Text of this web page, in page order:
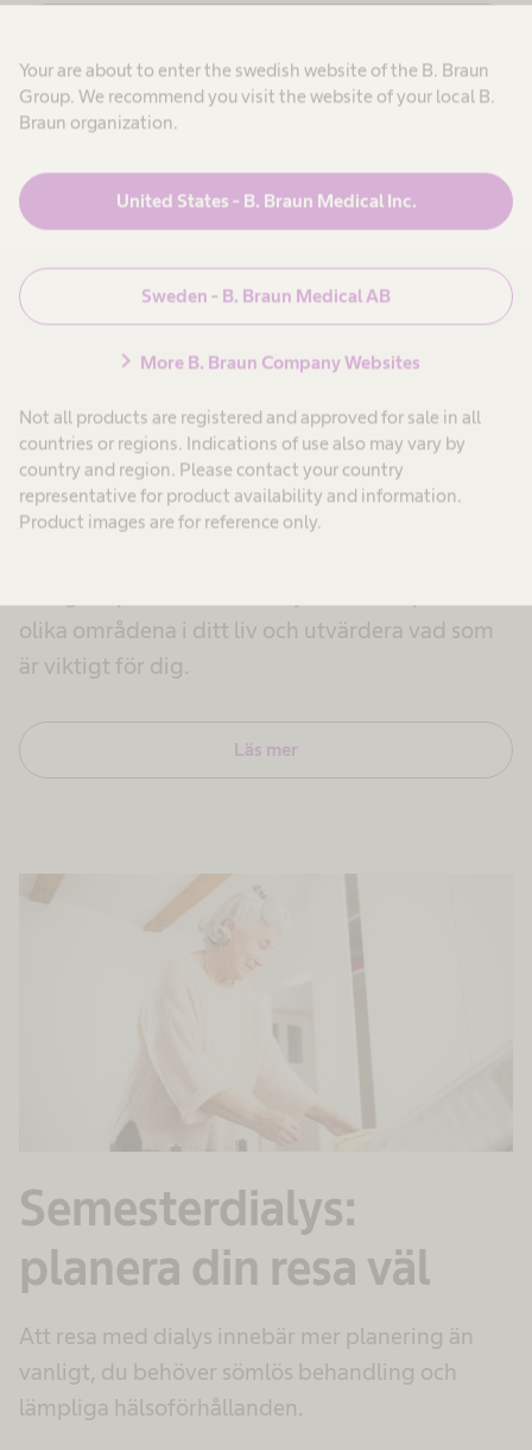
Your are about to enter the swedish website of the B. Braun
Group. We recommend you visit the website of your local B.
Braun organization.
United States - B. Braun Medical Inc.
Sweden - B. Braun Medical AB
chevron_right More B. Braun Company Websites
Not all products are registered and approved for sale in all
countries or regions. Indications of use also may vary by
country and region. Please contact your country
representative for product availability and information.
Product images are for reference only.
Vardagskvalitet
olika områdena i ditt liv och utvärdera vad som
är viktigt för dig.
Läs mer
Semesterdialys:
planera din resa väl
Att resa med dialys innebär mer planering än
vanligt, du behöver sömlös behandling och
lämpliga hälsoförhållanden.